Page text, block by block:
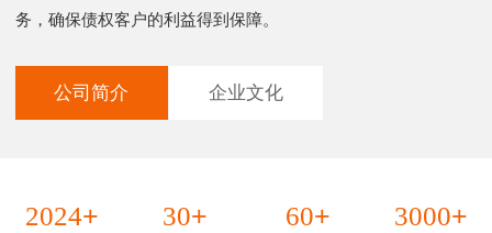
务，确保债权客户的利益得到保障。
公司简介 企业文化
2024+ 30+ 60+ 3000+